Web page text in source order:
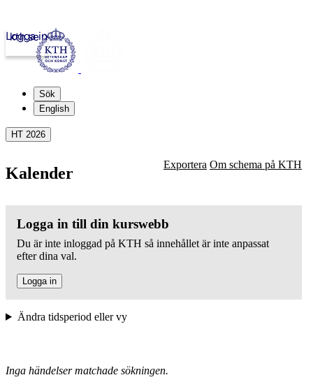
kth.se
Logga in
Sök
English
HT 2026
Kalender Exportera Om schema på KTH
Logga in till din kurswebb
Du är inte inloggad på KTH så innehållet är inte anpassat
efter dina val.
Logga in
Ändra tidsperiod eller vy
Inga händelser matchade sökningen.